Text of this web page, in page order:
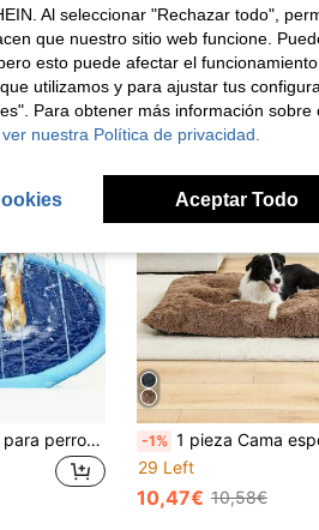
Alfombra rociadora para perros de 100cm/39in/150cm/59in/170cm/66.9in, piscina para perros gruesa y antideslizante con rociador, piscina para perros duradera para exteriores, alfombra de juego con fuente para perros en el patio trasero -1% 1 pieza Cama esponjosa para perro, Cojín cómodo para mascotas, Tela suave con fondo antideslizante, Lavable a máquina, Adecuado para perros y
29 Left
10,47€ 10,58€
Al seleccionar "Rechazar todo",
que nuestro sitio web funcione.
esto puede afectar el
utilizamos y para ajustar tus
Para obtener más información
nuestra Política de privacidad.
Aceptar Todo